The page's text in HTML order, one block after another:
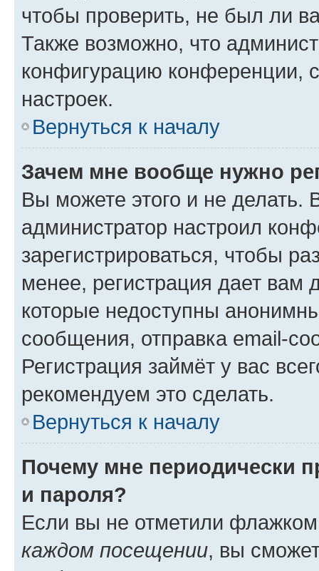
чтобы проверить, не был ли
Также возможно, что
конфигурацию конференции,
настроек.
Вернуться к началу
Зачем мне вообще нужно
Вы можете этого и не делать.
администратор настроил
зарегистрироваться, чтобы
менее, регистрация дает вам
которые недоступны
сообщения, отправка email-
Регистрация займёт у вас
рекомендуем это сделать.
Вернуться к началу
Почему мне периодически
и пароля?
Если вы не отметили
каждом посещении, вы